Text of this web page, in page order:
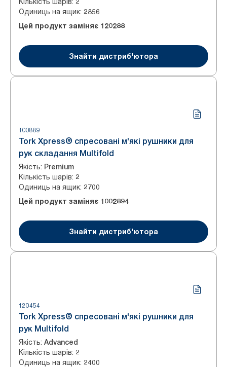
Одиниць на ящик: 2856
Цей продукт заміняє 120288
Знайти дистриб'ютора
100889
Tork Xpress® спресовані м'які рушники для
рук складання Multifold
Якість: Premium
Кількість шарів: 2
Одиниць на ящик: 2700
Цей продукт заміняє 1002894
Знайти дистриб'ютора
120454
Tork Xpress® спресовані м'які рушники для
рук Multifold
Якість: Advanced
Кількість шарів: 2
Одиниць на ящик: 2400